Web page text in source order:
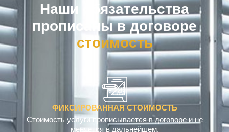
Наши обязательства
прописаны в договоре
компенса
ФИКСИРОВАННАЯ СТОИМОСТЬ
Стоимость услуги прописывается в договоре и не
меняется в дальнейшем.